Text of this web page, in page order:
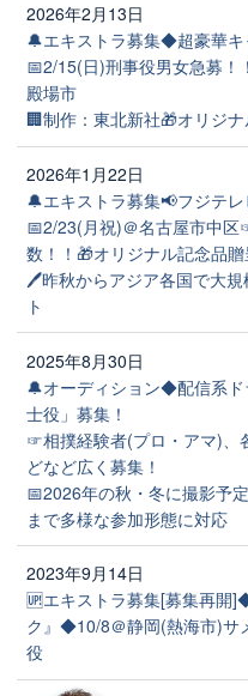
2026年2月13日
🔔エキストラ募集◆超豪華
📅2/15(日)刑事役男女急募
殿場市
🏢制作：東北新社🎁オリジ
2026年1月22日
🔔エキストラ募集📢フジテ
📅2/23(月祝)＠名古屋市中
数！！🎁オリジナル記念品贈
🖊昨秋からアジア各国で大
ト
2025年8月30日
🔔オーディション◆配信系
士役」募集！
☞相撲経験者(プロ・アマ)、
どなど広く募集！
📅2026年の秋・冬に撮影予
まで多様な参加形態に対応
2023年9月14日
🆙エキストラ募集[募集再開
ク』◆10/8＠静岡(熱海市)サ
役